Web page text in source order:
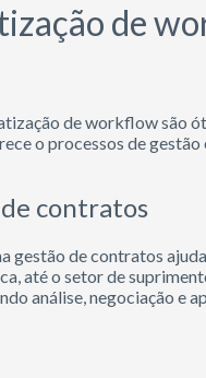
de
de workflow são
o processos de
contratos
gestão de contratos
até o setor de
análise, negociação e